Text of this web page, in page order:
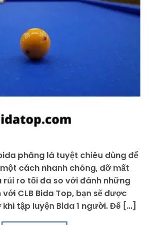
phăng là tuyệt chiêu dùng để
cách nhanh chóng, đỡ mất
rủi ro tối đa so với đánh những
CLB Bida Top, bạn sẽ được
tập luyện Bida 1 người. Để […]